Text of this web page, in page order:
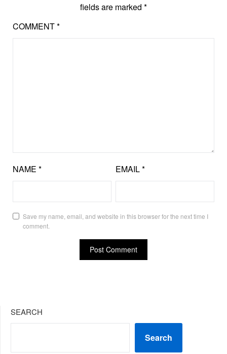
fields are marked *
COMMENT*
NAME * EMAIL*
Save my name, email, and website in this browser for the next time I
comment.
SEARCH
Search